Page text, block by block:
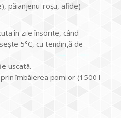
păianjenul roşu, afide).
în zile însorite, când
5°C, cu tendinţă de
uscată.
îmbăierea pomilor (1500 l